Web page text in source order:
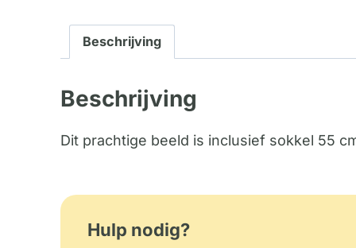
Beschrijving
Beschrijving
Dit prachtige beeld is inclusief sokkel 55
Hulp nodig?